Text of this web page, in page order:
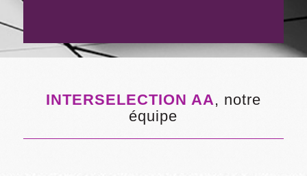
INTERSELECTION AA, notre
équipe